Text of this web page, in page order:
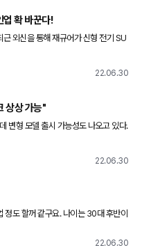
확 바꾼다!
하반기 신임 CEO로 취임한 티에리
22.06.30
상상 가능"
변형 모델 출시 가능성도 나오고 있다.
인터뷰를 통해 “아이오닉 6를 바탕
22.06.30
정도 할꺼 같구요. 나이는 30대 후반이
벤츠가 너무 타고 싶네요.. 꿈의 차라..
22.06.30